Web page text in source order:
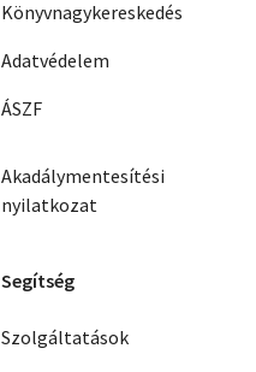
Könyvnagykereskedés
Adatvédelem
ÁSZF
Akadálymentesítési
nyilatkozat
Segítség
Szolgáltatások